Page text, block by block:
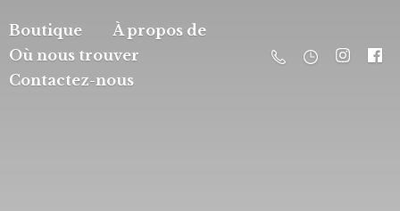
Boutique
À propos de
Où nous trouver
Contactez-nous